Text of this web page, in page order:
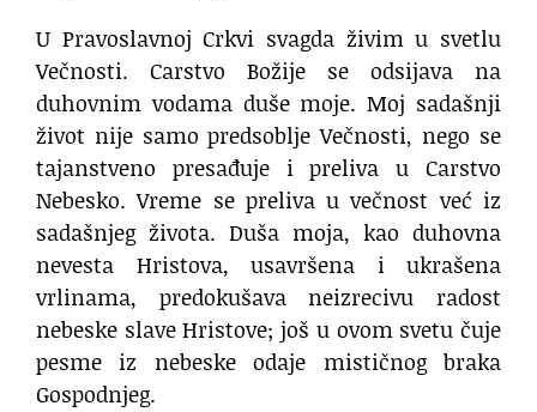
U Pravoslavnoj Crkvi svagda živim u svetlu
Večnosti. Carstvo Božije se odsijava na
duhovnim vodama duše moje. Moj sadašnji
život nije samo predsoblje Večnosti, nego se
tajanstveno presađuje i preliva u Carstvo
Nebesko. Vreme se preliva u večnost već iz
sadašnjeg života. Duša moja, kao duhovna
nevesta Hristova, usavršena i ukrašena
vrlinama, predokušava neizrecivu radost
nebeske slave Hristove; još u ovom svetu čuje
pesme iz nebeske odaje mističnog braka
Gospodnjeg.